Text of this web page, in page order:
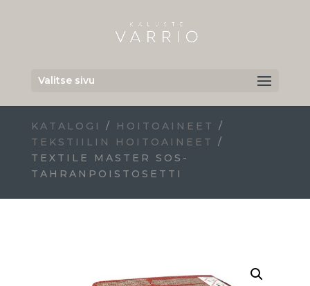
Valitse sivu
KATALOGI / HOITOAINEET
/
TEKSTIILIN HOITOAINEET
/
TEXTILE MASTER SOS-
TAHRANPOISTOSETTI